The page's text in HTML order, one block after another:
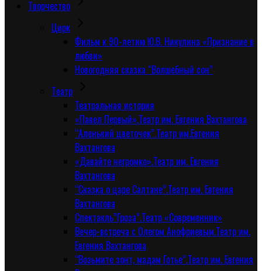
Творчество
Цирк
Фильм к 90-летию Ю.В. Никулина «Признание в
любви»
Новогодняя сказка “Волшебный сон”
Tеатр
Театральная история
«Павел Первый».Театр им. Евгения Вахтангова
“Аленький цветочек”.Театр им.Евгения
Вахтангова
«Давайте негромко».Театр им. Евгения
Вахтангова
“Сказка о царе Салтане”.Театр им. Евгения
Вахтангова
Спектакль”Гроза”.Театр «Современник»
Вечер-встреча с Олегом Анофриевым.Театр им.
Евгения Вахтангова
“Возьмите зонт, мадам Готье”.Театр им. Евгения